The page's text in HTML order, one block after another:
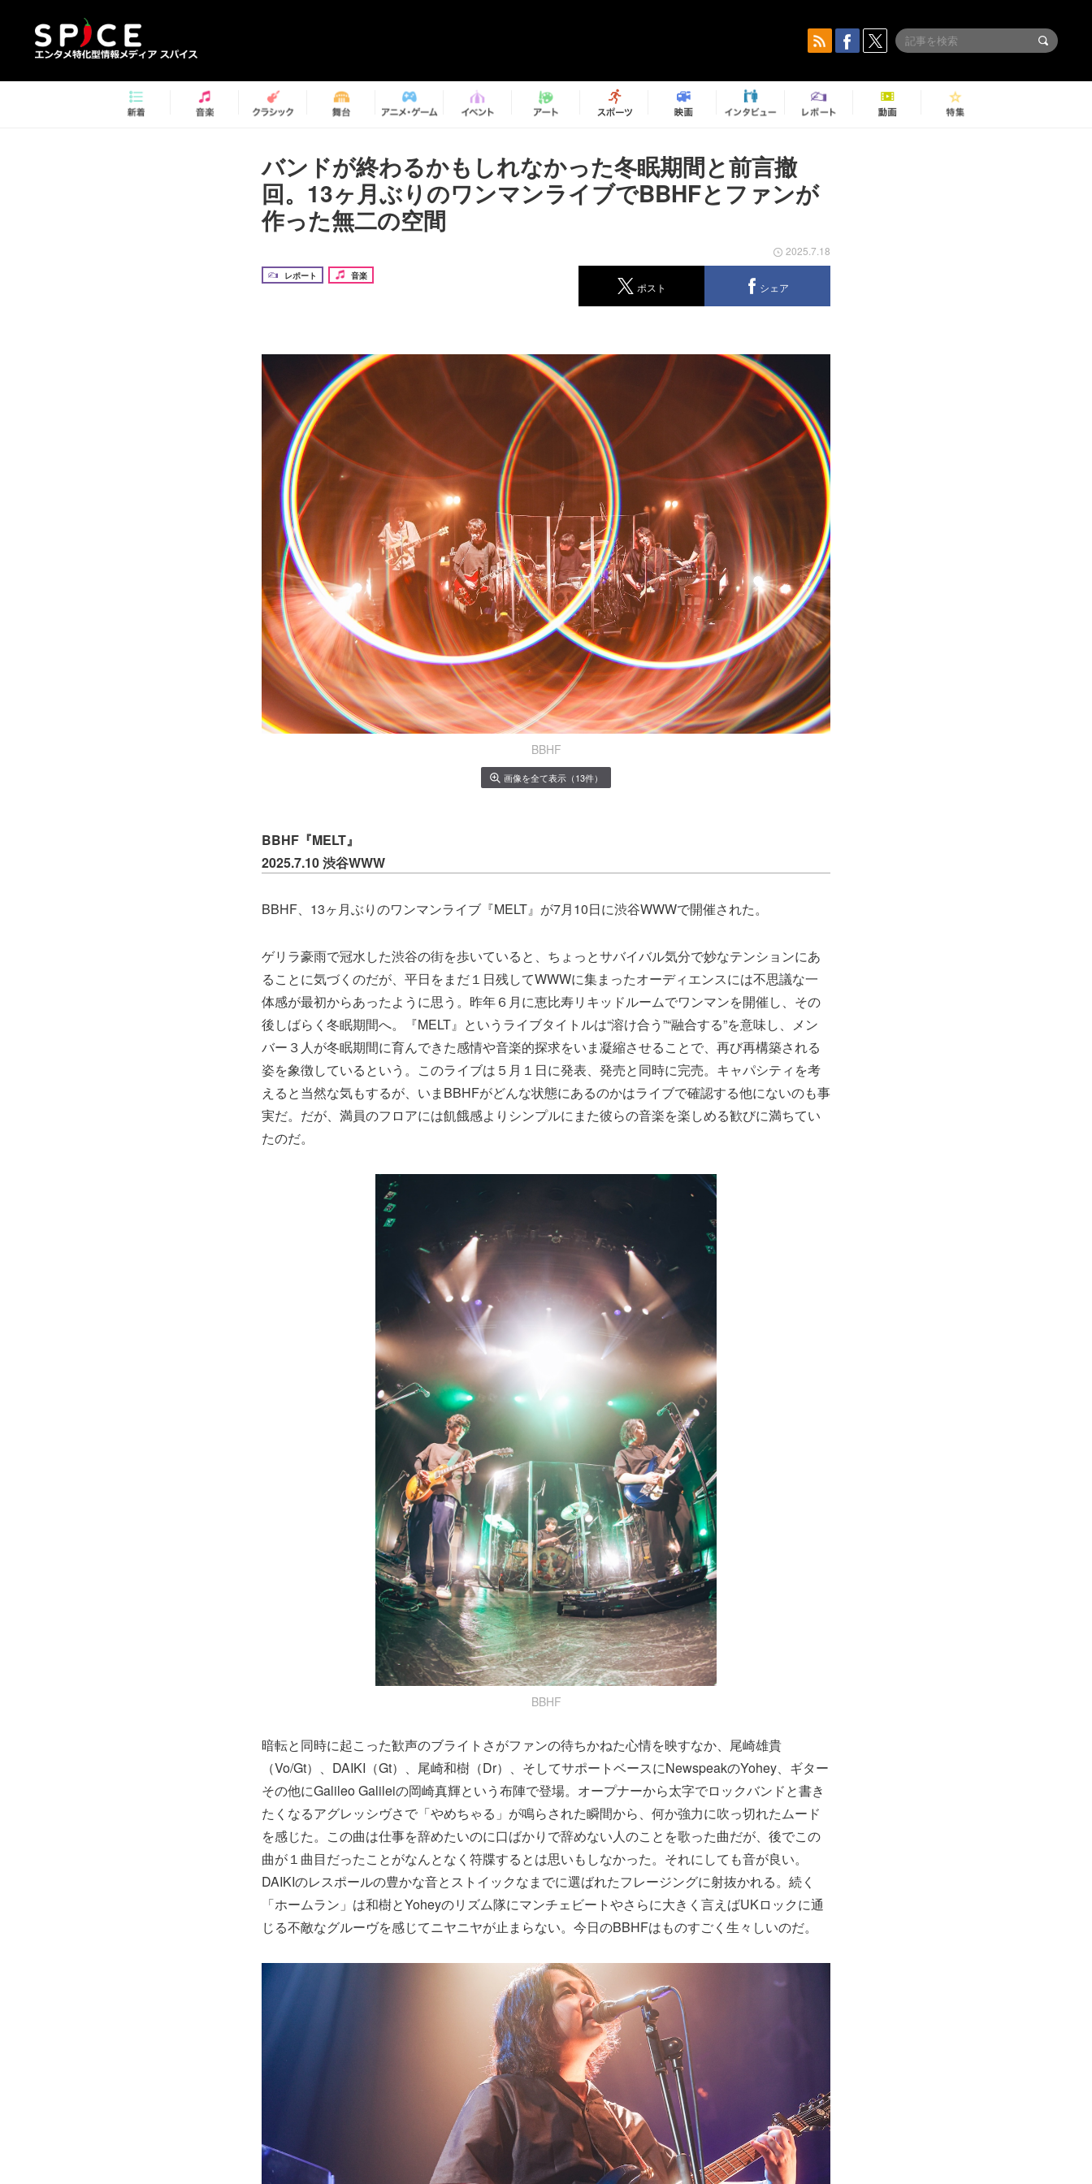
バンドが終わるかもしれなかった冬眠期間と前言撤
回。13ヶ月ぶりのワンマンライブでBBHFとファンが
作った無二の空間
レポート 音楽
2025.7.18
ポスト シェア
BBHF
画像を全て表示（13件）
BBHF『MELT』
2025.7.10 渋谷WWW
BBHF、13ヶ月ぶりのワンマンライブ『MELT』が7月10日に渋谷WWWで開催された。
ゲリラ豪雨で冠水した渋谷の街を歩いていると、ちょっとサバイバル気分で妙なテンションにあ
ることに気づくのだが、平日をまだ１日残してWWWに集まったオーディエンスには不思議な一
体感が最初からあったように思う。昨年６月に恵比寿リキッドルームでワンマンを開催し、その
後しばらく冬眠期間へ。『MELT』というライブタイトルは“溶け合う”“融合する”を意味し、メン
バー３人が冬眠期間に育んできた感情や音楽的探求をいま凝縮させることで、再び再構築される
姿を象徴しているという。このライブは５月１日に発表、発売と同時に完売。キャパシティを考
えると当然な気もするが、いまBBHFがどんな状態にあるのかはライブで確認する他にないのも事
実だ。だが、満員のフロアには飢餓感よりシンプルにまた彼らの音楽を楽しめる歓びに満ちてい
たのだ。
BBHF
暗転と同時に起こった歓声のブライトさがファンの待ちかねた心情を映すなか、尾崎雄貴
（Vo/Gt）、DAIKI（Gt）、尾崎和樹（Dr）、そしてサポートベースにNewspeakのYohey、ギター
その他にGalileo Galileiの岡崎真輝という布陣で登場。オープナーから太字でロックバンドと書き
たくなるアグレッシヴさで「やめちゃる」が鳴らされた瞬間から、何か強力に吹っ切れたムード
を感じた。この曲は仕事を辞めたいのに口ばかりで辞めない人のことを歌った曲だが、後でこの
曲が１曲目だったことがなんとなく符牒するとは思いもしなかった。それにしても音が良い。
DAIKIのレスポールの豊かな音とストイックなまでに選ばれたフレージングに射抜かれる。続く
「ホームラン」は和樹とYoheyのリズム隊にマンチェビートやさらに大きく言えばUKロックに通
じる不敵なグルーヴを感じてニヤニヤが止まらない。今日のBBHFはものすごく生々しいのだ。